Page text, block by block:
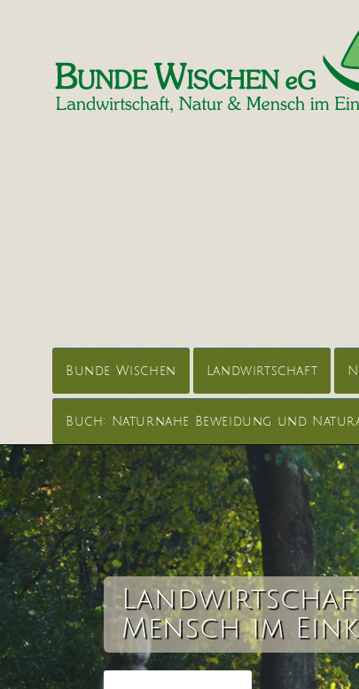
Bunde Wischen Landwirtschaft
Buch: Naturnahe Beweidung und
Mensch im